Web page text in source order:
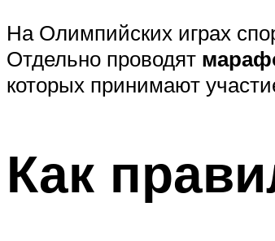
На Олимпийских играх
Отдельно проводят
которых принимают
Как